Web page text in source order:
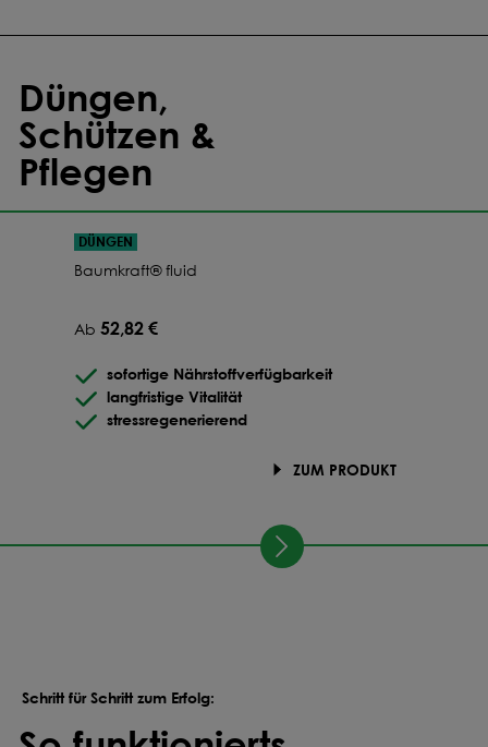
Düngen,
Schützen &
Pflegen
DÜNGEN
Baumkraft® fluid
Ab 52,82 €
sofortige Nährstoffverfügbarkeit
langfristige Vitalität
stressregenerierend
ZUM PRODUKT
Schritt für Schritt zum Erfolg: